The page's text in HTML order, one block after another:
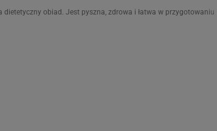
dietetyczny obiad. Jest pyszna, zdrowa i łatwa w przygotowaniu